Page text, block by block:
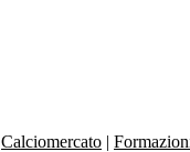
Calciomercato |